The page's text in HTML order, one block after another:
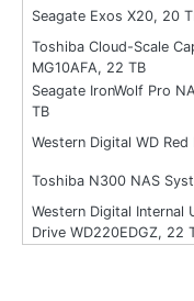
Seagate Exos X20, 20
Toshiba Cloud-Scale
MG10AFA, 22 TB
Seagate IronWolf Pro
TB
Western Digital WD
Toshiba N300 NAS
Western Digital Internal
Drive WD220EDGZ, 22